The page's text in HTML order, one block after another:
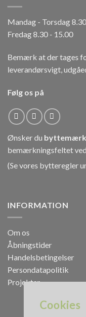
Mandag - Torsdag
Fredag 8.30 - 15.00
Bemærk at der tages
leverandørsvigt,
Følg os på
Ønsker du
bemærkningsfeltet
(Se vores bytteregler
INFORMATION
Om os
Åbningstider
Handelsbetingelser
Persondatapolitik
Projekter
Cookies